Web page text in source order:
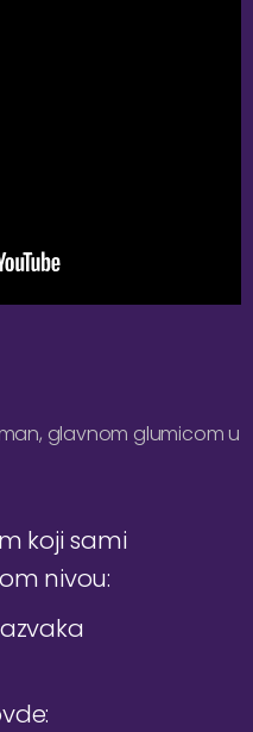
glavnom glumicom u
koji sami
nivou: